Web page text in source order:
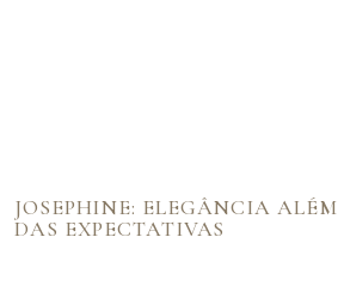
JOSEPHINE: ELEGÂNCIA ALÉM
DAS EXPECTATIVAS